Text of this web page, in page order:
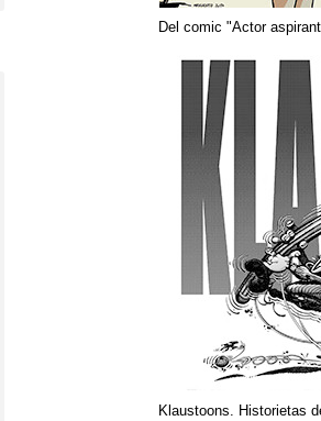
Del comic "Actor
Klaustoons. Historietas